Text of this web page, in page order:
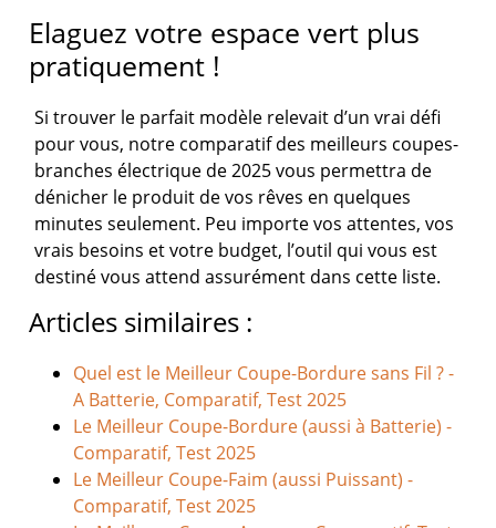
Elaguez votre espace vert plus
pratiquement !
Si trouver le parfait modèle relevait d’un vrai défi
pour vous, notre comparatif des meilleurs coupes-
branches électrique de 2025 vous permettra de
dénicher le produit de vos rêves en quelques
minutes seulement. Peu importe vos attentes, vos
vrais besoins et votre budget, l’outil qui vous est
destiné vous attend assurément dans cette liste.
Articles similaires :
Quel est le Meilleur Coupe-Bordure sans Fil ? -
A Batterie, Comparatif, Test 2025
Le Meilleur Coupe-Bordure (aussi à Batterie) -
Comparatif, Test 2025
Le Meilleur Coupe-Faim (aussi Puissant) -
Comparatif, Test 2025